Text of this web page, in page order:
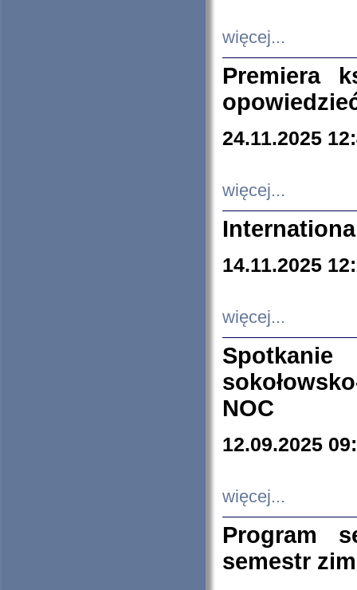
więcej...
Premiera
24.11.2025
więcej...
14.11.2025
więcej...
NOC
12.09.2025
więcej...
Program
semestr